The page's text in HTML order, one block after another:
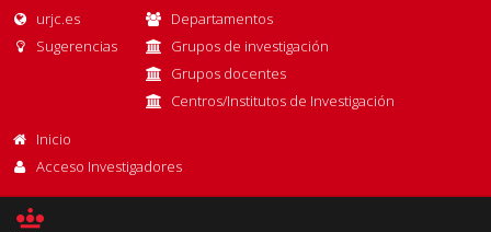
urjc.es
Sugerencias
Departamentos
Grupos de investigación
Grupos docentes
Centros/Institutos de Investigación
Inicio
Acceso Investigadores